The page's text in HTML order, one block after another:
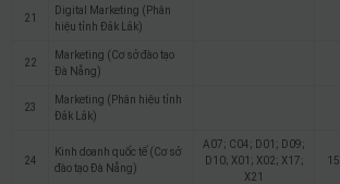
21
Digital Marketing (Phân
hiệu tỉnh Đắk Lắk)
22
Marketing (Cơ sở đào tạo
Đà Nẵng)
23
Marketing (Phân hiệu tỉnh
Đắk Lắk)
24
Kinh doanh quốc tế (Cơ sở
đào tạo Đà Nẵng)
A07; C04; D01; D09;
D10; X01; X02; X17;
X21
15